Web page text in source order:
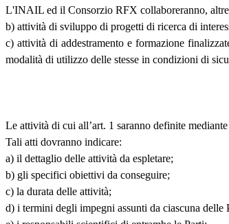
L'INAIL ed il Consorzio RFX collaboreranno,
b) attività di sviluppo di progetti di ricerca di
c) attività di addestramento e formazione
modalità di utilizzo delle stesse in condizioni di
Le attività di cui all’art. 1 saranno definite
Tali atti dovranno indicare:
a) il dettaglio delle attività da espletare;
b) gli specifici obiettivi da conseguire;
c) la durata delle attività;
d) i termini degli impegni assunti da ciascuna